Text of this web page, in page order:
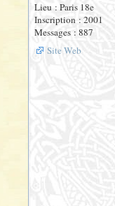
Lieu : Paris 18e
Inscription : 2001
Messages : 887
Site Web